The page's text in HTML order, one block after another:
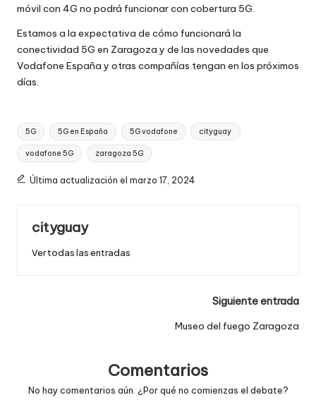
móvil con 4G no podrá funcionar con cobertura 5G.
Estamos a la expectativa de cómo funcionará la
conectividad 5G en Zaragoza y de las novedades que
Vodafone España y otras compañías tengan en los próximos
días.
Etiquetas:
5G 5G en España 5G vodafone cityguay
vodafone 5G zaragoza 5G
Última actualización el marzo 17, 2024
cityguay
Ver todas las entradas
Siguiente entrada
Museo del fuego Zaragoza
Comentarios
No hay comentarios aún. ¿Por qué no comienzas el debate?